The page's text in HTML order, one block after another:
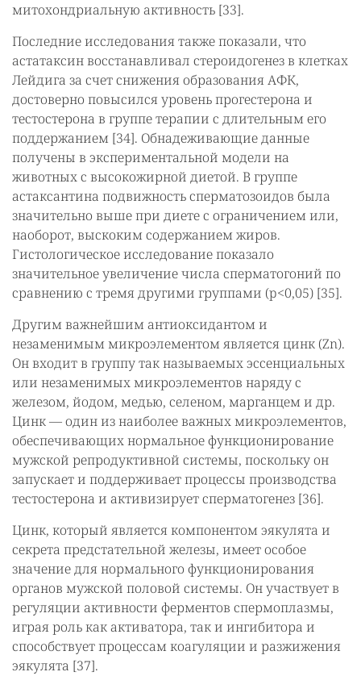
митохондриальную активность [33].
Последние исследования также показали, что
астатаксин восстанавливал стероидогенез в клетках
Лейдига за счет снижения образования АФК,
достоверно повысился уровень прогестерона и
тестостерона в группе терапии с длительным его
поддержанием [34]. Обнадеживающие данные
получены в экспериментальной модели на
животных с высокожирной диетой. В группе
астаксантина подвижность сперматозоидов была
значительно выше при диете с ограничением или,
наоборот, выскоким содержанием жиров.
Гистологическое исследование показало
значительное увеличение числа сперматогоний по
сравнению с тремя другими группами (p<0,05) [35].
Другим важнейшим антиоксидантом и
незаменимым микроэлементом является цинк (Zn).
Он входит в группу так называемых эссенциальных
или незаменимых микроэлементов наряду с
железом, йодом, медью, селеном, марганцем и др.
Цинк — один из наиболее важных микроэлементов,
обеспечивающих нормальное функционирование
мужской репродуктивной системы, поскольку он
запускает и поддерживает процессы производства
тестостерона и активизирует сперматогенез [36].
Цинк, который является компонентом эякулята и
секрета предстательной железы, имеет особое
значение для нормального функционирования
органов мужской половой системы. Он участвует в
регуляции активности ферментов спермоплазмы,
играя роль как активатора, так и ингибитора и
способствует процессам коагуляции и разжижения
эякулята [37].